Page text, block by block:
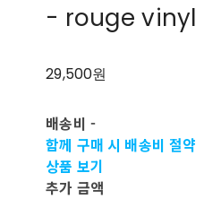
- rouge vinyl
29,500원
배송비 -
함께 구매 시 배송비 절약
상품 보기
추가 금액